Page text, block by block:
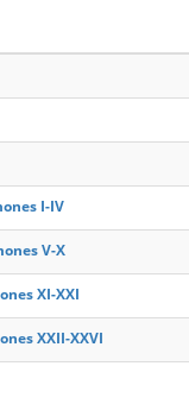
I-IV
V-X
XI-XXI
XXII-XXVI